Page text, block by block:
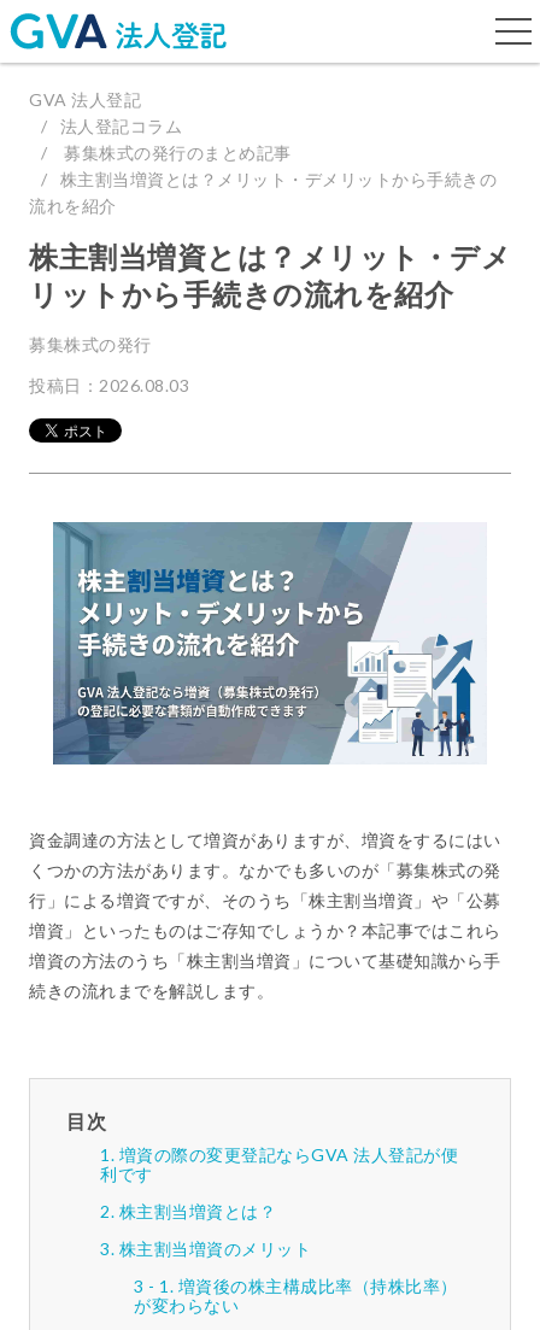
GVA 法人登記
法人登記コラム
募集株式の発行のまとめ記事
株主割当増資とは？メリット・デメリットから手続きの
流れを紹介
株主割当増資とは？メリット・デメ
リットから手続きの流れを紹介
募集株式の発行
投稿日：2026.08.03
資金調達の方法として増資がありますが、増資をするにはい
くつかの方法があります。なかでも多いのが「募集株式の発
行」による増資ですが、そのうち「株主割当増資」や「公募
増資」といったものはご存知でしょうか？本記事ではこれら
増資の方法のうち「株主割当増資」について基礎知識から手
続きの流れまでを解説します。
目次
増資の際の変更登記ならGVA 法人登記が便
利です
株主割当増資とは？
株主割当増資のメリット
増資後の株主構成比率（持株比率）
が変わらない